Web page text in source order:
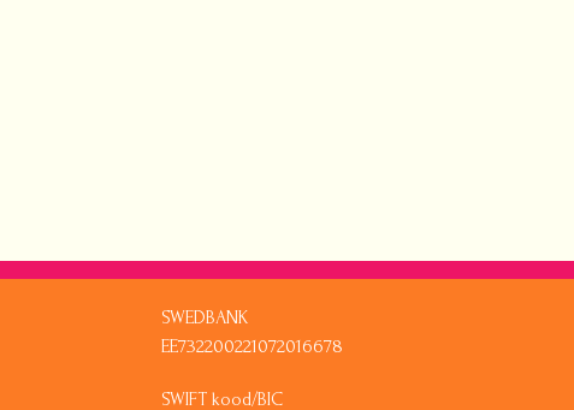
SWEDBANK
EE732200221072016678
SWIFT kood/BIC